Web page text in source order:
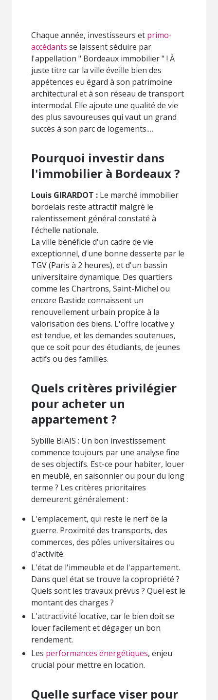
Chaque année, investisseurs et primo-
accédants se laissent séduire par
l'appellation " Bordeaux immobilier " ! À
juste titre car la ville éveille bien des
appétences eu égard à son patrimoine
architectural et à son réseau de transport
intermodal. Elle ajoute une qualité de vie
des plus savoureuses qui vaut un grand
succès à son parc de logements.…
Pourquoi investir dans
l'immobilier à Bordeaux ?
Louis GIRARDOT : Le marché immobilier
bordelais reste attractif malgré le
ralentissement général constaté à
l'échelle nationale.
La ville bénéficie d'un cadre de vie
exceptionnel, d'une bonne desserte par le
TGV (Paris à 2 heures), et d'un bassin
universitaire dynamique. Des quartiers
comme les Chartrons, Saint-Michel ou
encore Bastide connaissent un
renouvellement urbain propice à la
valorisation des biens. L'offre locative y
est tendue, et les demandes soutenues,
que ce soit pour des étudiants, de jeunes
actifs ou des familles.
Quels critères privilégier
pour acheter un
appartement ?
Sybille BIAIS : Un bon investissement
commence toujours par une analyse fine
de ses objectifs. Est-ce pour habiter, louer
en meublé, en saisonnier ou pour du long
terme ? Les critères prioritaires
demeurent généralement :
L'emplacement, qui reste le nerf de la
guerre. Proximité des transports, des
commerces, des pôles universitaires ou
d'activité.
L'état de l'immeuble et de l'appartement.
Dans quel état se trouve la copropriété ?
Quels sont les travaux prévus ? Quel est le
montant des charges ?
L'attractivité locative, car le bien doit se
louer facilement et dégager un bon
rendement.
Les performances énergétiques, enjeu
crucial pour mettre en location.
Quelle surface viser pour